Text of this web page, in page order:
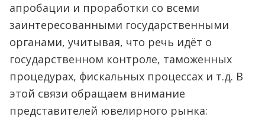
апробации и проработки со всеми
заинтересованными государственными
органами, учитывая, что речь идёт о
государственном контроле, таможенных
процедурах, фискальных процессах и т.д. В
этой связи обращаем внимание
представителей ювелирного рынка: